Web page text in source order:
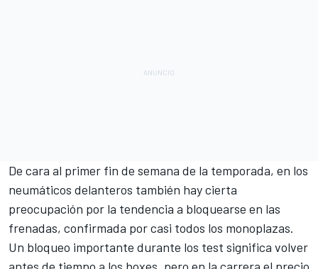
De cara al primer fin de semana de la temporada, en los
neumáticos delanteros también hay cierta
preocupación por la tendencia a bloquearse en las
frenadas, confirmada por casi todos los monoplazas.
Un bloqueo importante durante los test significa volver
antes de tiempo a los boxes, pero en la carrera el precio